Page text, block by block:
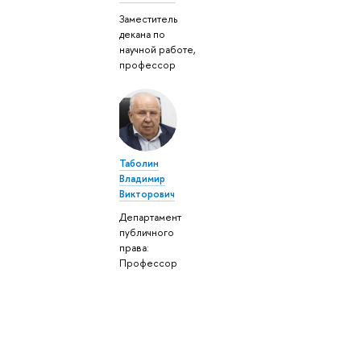
Заместитель
декана по
научной работе,
профессор
Таболин
Владимир
Викторович
Департамент
публичного
права:
Профессор